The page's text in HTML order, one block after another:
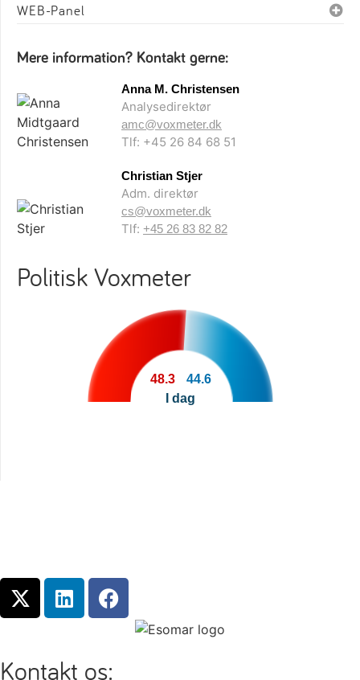
WEB-Panel
Mere information? Kontakt gerne:
Anna M. Christensen
Analysedirektør
amc@voxmeter.dk
Tlf: +45 26 84 68 51
Christian Stjer
Adm. direktør
cs@voxmeter.dk
Tlf: +45 26 83 82 82
Politisk Voxmeter
48.3
44.6
I dag
Kontakt os: